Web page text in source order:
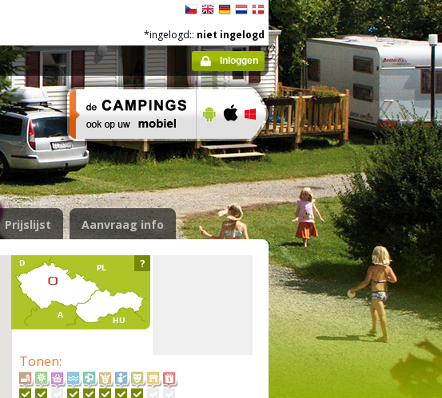
*ingelogd:: niet ingelogd
Inloggen
Prijslijst Aanvraag info
?
Tonen: